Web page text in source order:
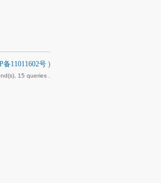
备11011602号 )
15 queries .